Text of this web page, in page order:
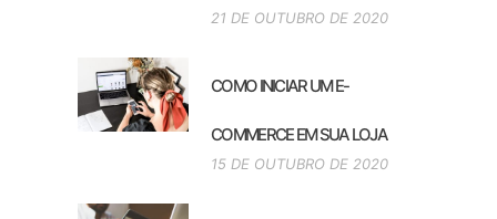
21 DE OUTUBRO DE 2020
COMO INICIAR UM E-
COMMERCE EM SUA LOJA
15 DE OUTUBRO DE 2020